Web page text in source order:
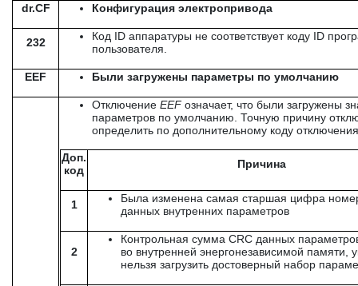
dr.CF Конфигурация электропривода
232
Код ID аппаратуры не соответствует коду ID
пользователя.
EEF Были загружены параметры по умолчанию
Отключение EEFозначает, что были загружены
параметров по умолчанию. Точную причину
определить по дополнительному коду
Доп.
код
Причина
1
Была изменена самая старшая цифра
данных внутренних параметров
2
Контрольная сумма CRC данных
во внутренней энергонезависимой памяти,
нельзя загрузить достоверный набор